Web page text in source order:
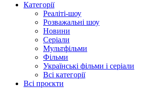
Категорії
Реаліті-шоу
Розважальні шоу
Новини
Серіали
Мультфільми
Фільми
Українські фільми і серіали
Всі категорії
Всі проєкти